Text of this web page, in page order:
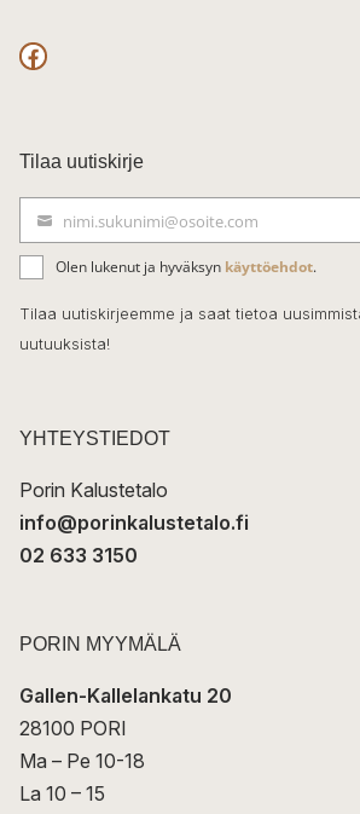
F
c
e
b
o
o
k
Tilaa uutiskirje
ä
h
k
t
nimi.sukunimi@osoite.com
Olen lukenut ja hyväksyn käyttöehdot.
Tilaa uutiskirjeemme ja saat tietoa
uutuuksista!
YHTEYSTIEDOT
Porin Kalustetalo
info@porinkalustetalo.fi
02 633 3150
PORIN MYYMÄLÄ
Gallen-Kallelankatu 20
28100 PORI
Ma – Pe 10-18
La 10 – 15